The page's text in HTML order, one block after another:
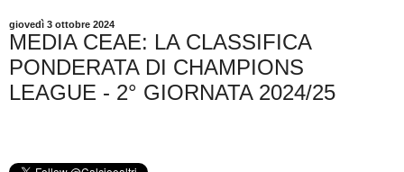
giovedì 3 ottobre 2024
MEDIA CEAE: LA CLASSIFICA
PONDERATA DI CHAMPIONS
LEAGUE - 2° GIORNATA 2024/25